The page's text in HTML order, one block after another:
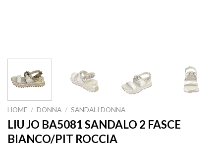
HOME / DONNA / SANDALI DONNA
LIU JO BA5081 SANDALO 2 FASCE
BIANCO/PIT ROCCIA